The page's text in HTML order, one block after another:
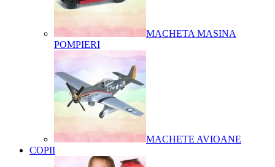
MACHETA MASINA
POMPIERI
MACHETE AVIOANE
COPII